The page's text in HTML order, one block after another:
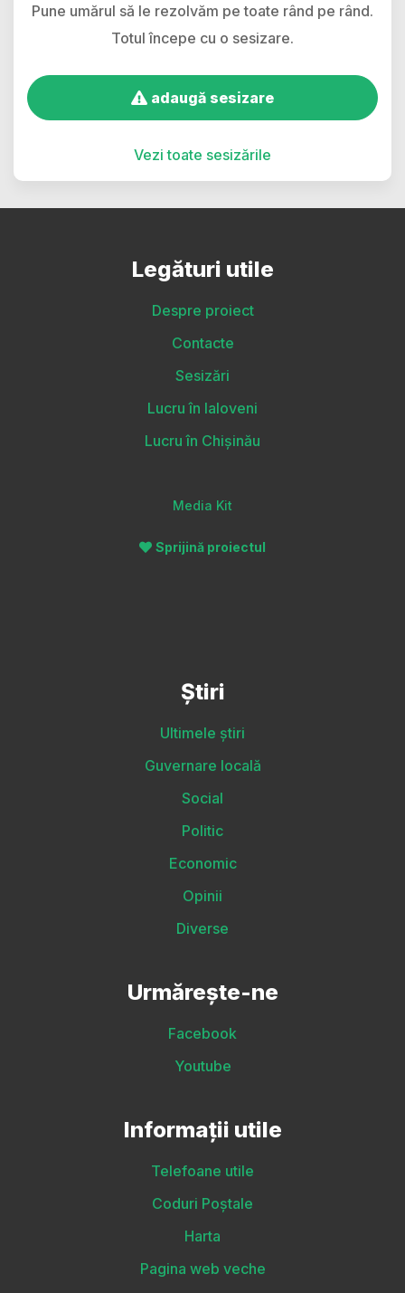
Pune umărul să le rezolvăm pe toate rând pe rând.
Totul începe cu o sesizare.
adaugă sesizare
Vezi toate sesizările
Legături utile
Despre proiect
Contacte
Sesizări
Lucru în Ialoveni
Lucru în Chișinău
Media Kit
Sprijină proiectul
Știri
Ultimele știri
Guvernare locală
Social
Politic
Economic
Opinii
Diverse
Urmărește-ne
Facebook
Youtube
Informații utile
Telefoane utile
Coduri Poștale
Harta
Pagina web veche